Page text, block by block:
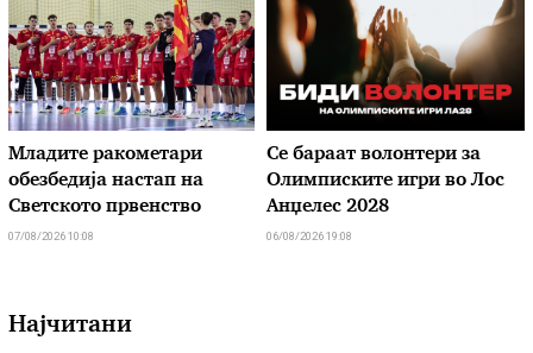
Младите ракометари
обезбедија настап на
Светското првенство
07/08/2026 10:08
Се бараат волонтери за
Олимписките игри во Лос
Анџелес 2028
06/08/2026 19:08
Најчитани